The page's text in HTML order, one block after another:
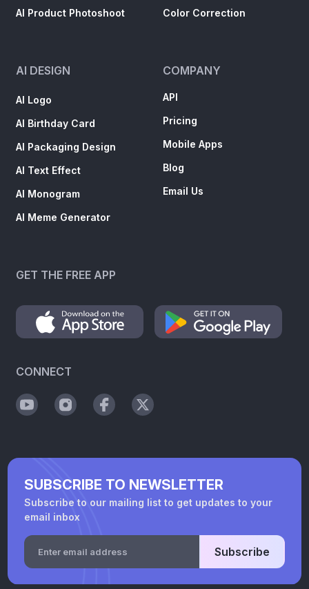
AI Product Photoshoot
Color Correction
AI DESIGN
AI Logo
AI Birthday Card
AI Packaging Design
AI Text Effect
AI Monogram
AI Meme Generator
COMPANY
API
Pricing
Mobile Apps
Blog
Email Us
GET THE FREE APP
CONNECT
SUBSCRIBE TO NEWSLETTER
Subscribe to our mailing list to get updates to your
email inbox
Subscribe